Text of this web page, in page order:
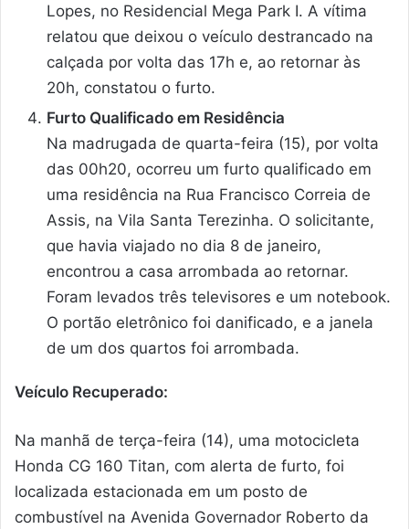
Lopes, no Residencial Mega Park I. A vítima
relatou que deixou o veículo destrancado na
calçada por volta das 17h e, ao retornar às
20h, constatou o furto.
Furto Qualificado em Residência
Na madrugada de quarta-feira (15), por volta
das 00h20, ocorreu um furto qualificado em
uma residência na Rua Francisco Correia de
Assis, na Vila Santa Terezinha. O solicitante,
que havia viajado no dia 8 de janeiro,
encontrou a casa arrombada ao retornar.
Foram levados três televisores e um notebook.
O portão eletrônico foi danificado, e a janela
de um dos quartos foi arrombada.
Veículo Recuperado:
Na manhã de terça-feira (14), uma motocicleta
Honda CG 160 Titan, com alerta de furto, foi
localizada estacionada em um posto de
combustível na Avenida Governador Roberto da